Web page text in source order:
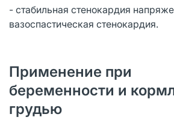
- стабильная стенокардия
вазоспастическая стенокардия.
Применение при
беременности и
грудью